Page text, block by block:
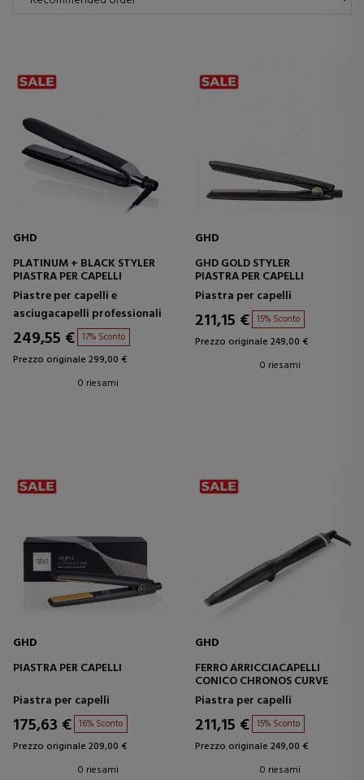
GHD
PLATINUM + BLACK STYLER
PIASTRA PER CAPELLI
Piastre per capelli e
asciugacapelli professionali
249,55 € 17% Sconto
Prezzo originale 299,00 €
0 riesami
GHD
GHD GOLD STYLER
PIASTRA PER CAPELLI
Piastra per capelli
211,15 € 15% Sconto
Prezzo originale 249,00 €
0 riesami
GHD
PIASTRA PER CAPELLI
Piastra per capelli
175,63 € 16% Sconto
Prezzo originale 209,00 €
0 riesami
GHD
FERRO ARRICCIACAPELLI
CONICO CHRONOS CURVE
Piastra per capelli
211,15 € 15% Sconto
Prezzo originale 249,00 €
0 riesami